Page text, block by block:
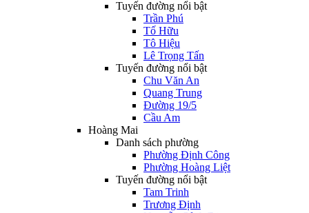
Tuyến đường nổi bật
Trần Phú
Tố Hữu
Tô Hiệu
Lê Trọng Tấn
Tuyến đường nổi bật
Chu Văn An
Quang Trung
Đường 19/5
Cầu Am
Hoàng Mai
Danh sách phường
Phường Định Công
Phường Hoàng Liệt
Tuyến đường nổi bật
Tam Trinh
Trương Định